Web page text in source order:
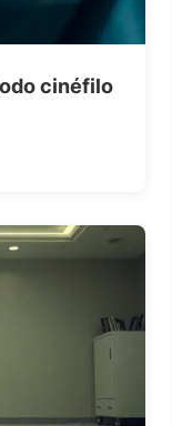
cinéfilo